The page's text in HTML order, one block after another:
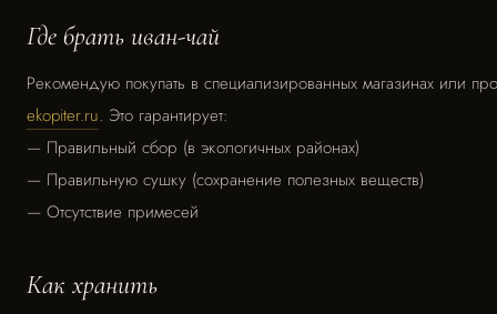
Где брать иван-чай
Рекомендую покупать в специализированных магазинах или
ekopiter.ru. Это гарантирует:
— Правильный сбор (в экологичных районах)
— Правильную сушку (сохранение полезных веществ)
— Отсутствие примесей
Как хранить